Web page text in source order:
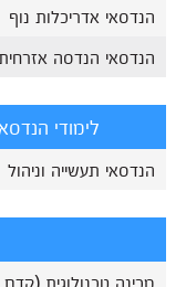
הנדסאי אדריכלות נוף
הנדסאי הנדסה
לימודי
הנדסאי תעשייה וניהול
מכינה טכנולוגית